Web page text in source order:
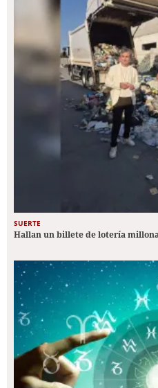
SUERTE
Hallan un billete de lotería